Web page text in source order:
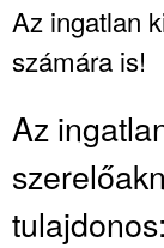
Az ingatlan
számára is!
Az
tulajdonos: